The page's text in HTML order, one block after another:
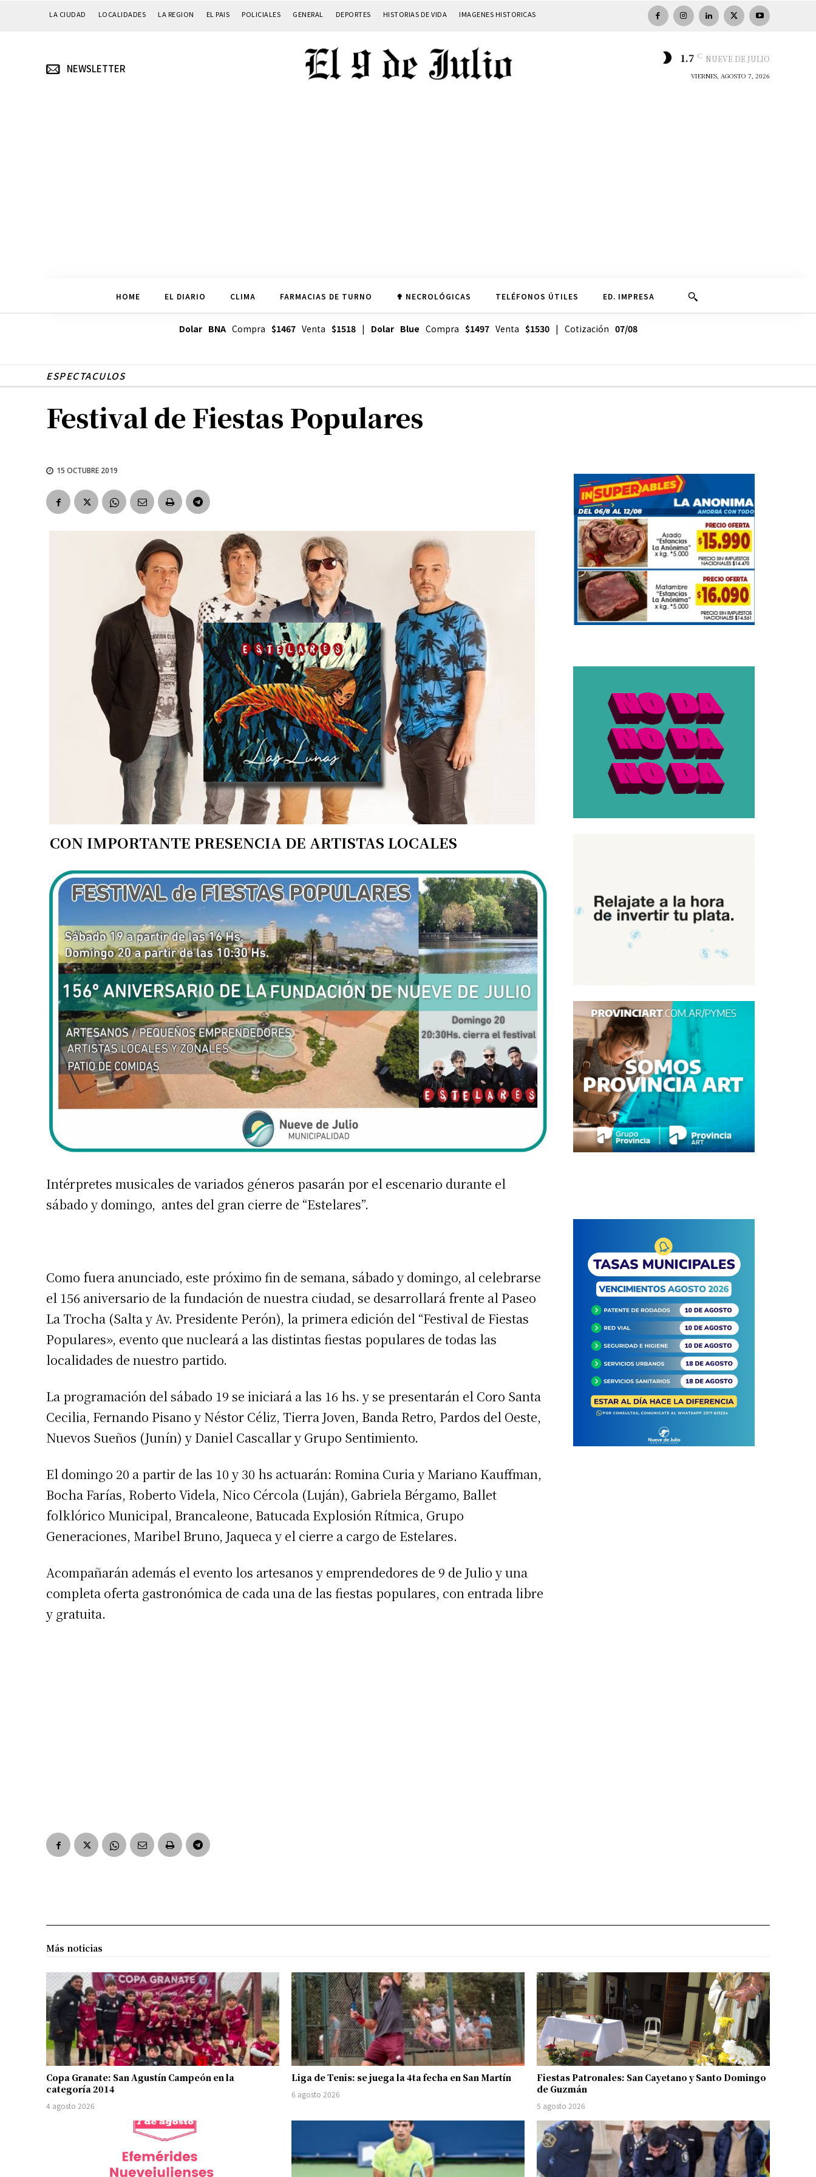
Suscribirme gratis
Nombre
Apellidos
LA CIUDAD LOCALIDADES LA REGION EL PAIS POLICIALES GENERAL DEPORTES HISTORIAS DE VIDA IMAGENES HISTORICAS
NEWSLETTER
1.7 C NUEVE DE JULIO
VIERNES, AGOSTO 7, 2026
HOME EL DIARIO CLIMA FARMACIAS DE TURNO ✟ NECROLÓGICAS TELÉFONOS ÚTILES ED. IMPRESA
Dolar BNACompra $1467Venta $1518| Dolar Blue Compra $1497Venta $1530| Cotización 07/08
ESPECTACULOS
Festival de Fiestas Populares
15 OCTUBRE 2019
CON IMPORTANTE PRESENCIA DE ARTISTAS LOCALES
Intérpretes musicales de variados géneros pasarán por el escenario durante el
sábado y domingo, antes del gran cierre de “Estelares”.
Como fuera anunciado, este próximo fin de semana, sábado y domingo, al celebrarse
el 156 aniversario de la fundación de nuestra ciudad, se desarrollará frente al Paseo
La Trocha (Salta y Av. Presidente Perón), la primera edición del “Festival de Fiestas
Populares», evento que nucleará a las distintas fiestas populares de todas las
localidades de nuestro partido.
La programación del sábado 19 se iniciará a las 16 hs. y se presentarán el Coro Santa
Cecilia, Fernando Pisano y Néstor Céliz, Tierra Joven, Banda Retro, Pardos del Oeste,
Nuevos Sueños (Junín) y Daniel Cascallar y Grupo Sentimiento.
El domingo 20 a partir de las 10 y 30 hs actuarán: Romina Curia y Mariano Kauffman,
Bocha Farías, Roberto Videla, Nico Cércola (Luján), Gabriela Bérgamo, Ballet
folklórico Municipal, Brancaleone, Batucada Explosión Rítmica, Grupo
Generaciones, Maribel Bruno, Jaqueca y el cierre a cargo de Estelares.
Acompañarán además el evento los artesanos y emprendedores de 9 de Julio y una
completa oferta gastronómica de cada una de las fiestas populares, con entrada libre
y gratuita.
Más noticias
Copa Granate: San Agustín Campeón en la
categoría 2014
4 agosto 2026
Liga de Tenis: se juega la 4ta fecha en San Martín
6 agosto 2026
Fiestas Patronales: San Cayetano y Santo Domingo
de Guzmán
5 agosto 2026